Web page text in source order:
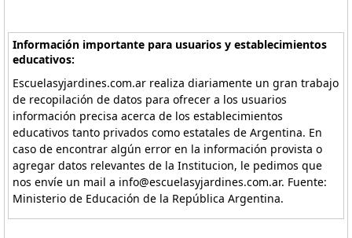
Información importante para usuarios y establecimientos
educativos:
Escuelasyjardines.com.ar realiza diariamente un gran trabajo
de recopilación de datos para ofrecer a los usuarios
información precisa acerca de los establecimientos
educativos tanto privados como estatales de Argentina. En
caso de encontrar algún error en la información provista o
agregar datos relevantes de la Institucion, le pedimos que
nos envíe un mail a info@escuelasyjardines.com.ar. Fuente:
Ministerio de Educación de la República Argentina.